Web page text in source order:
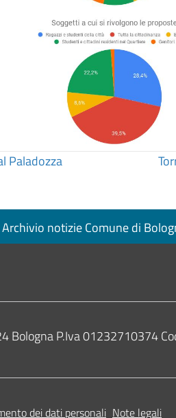
Paladozza
notizie Comune di
Bologna P.Iva 01232710374
dei dati personali Note legali